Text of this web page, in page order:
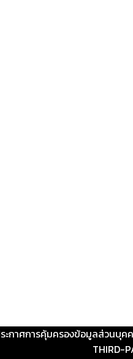
ะกาศการคุ้มครองข้อมูลส่วนบุค
THIRD-